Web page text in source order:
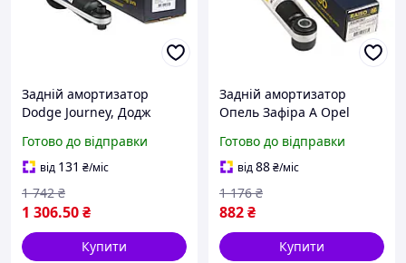
Задній амортизатор
Dodge Journey, Додж
Готово до відправки
від 131 ₴/міс
1 306.50₴
1 742 ₴
Купити
Задній амортизатор
Опель Зафіра А Opel
Готово до відправки
від88₴/міс
882₴
1 176 ₴
Купити